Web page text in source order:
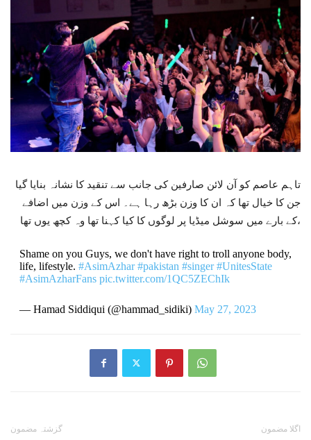
تاہم عاصم کو آن لائن صارفین کی جانب سے تنقید کا نشانہ بنایا گیا
جن کا خیال تھا کہ ان کا وزن بڑھ رہا ہے۔ اس کے وزن میں اضافے
کے بارے میں سوشل میڈیا پر لوگوں کا کیا کہنا تھا وہ کچھ یوں تھا،
Shame on you Guys, we don't have right to troll anyone body,
life, lifestyle. #AsimAzhar #pakistan #singer #UnitesState
#AsimAzharFans pic.twitter.com/1QC5ZEChIk
— Hamad Siddiqui (@hammad_sidiki) May 27, 2023
گزشتہ مضمون اگلا مضمون